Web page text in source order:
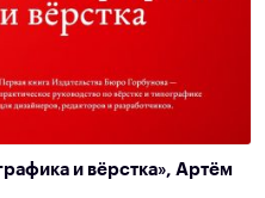
и вёрстка», Артём